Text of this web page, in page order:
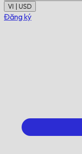
VI | USD
Đăng ký